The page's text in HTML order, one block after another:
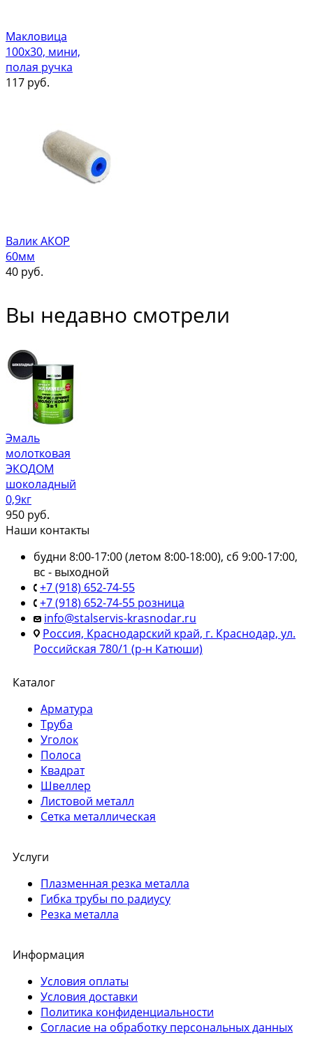
Макловица
100х30, мини,
полая ручка
117 руб.
Валик АКОР
60мм
40 руб.
Вы недавно смотрели
Эмаль
молотковая
ЭКОДОМ
шоколадный
0,9кг
950 руб.
Наши контакты
будни 8:00-17:00 (летом 8:00-18:00), сб 9:00-17:00,
вс - выходной
+7 (918) 652-74-55
+7 (918) 652-74-55 розница
info@stalservis-krasnodar.ru
Россия, Краснодарский край, г. Краснодар, ул.
Российская 780/1 (р-н Катюши)
Каталог
Арматура
Труба
Уголок
Полоса
Квадрат
Швеллер
Листовой металл
Сетка металлическая
Услуги
Плазменная резка металла
Гибка трубы по радиусу
Резка металла
Информация
Условия оплаты
Условия доставки
Политика конфиденциальности
Согласие на обработку персональных данных